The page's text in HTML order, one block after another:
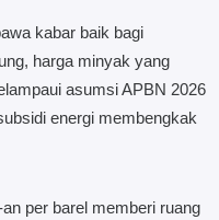
kabar baik bagi
harga minyak yang
asumsi APBN 2026
energi membengkak
per barel memberi ruang